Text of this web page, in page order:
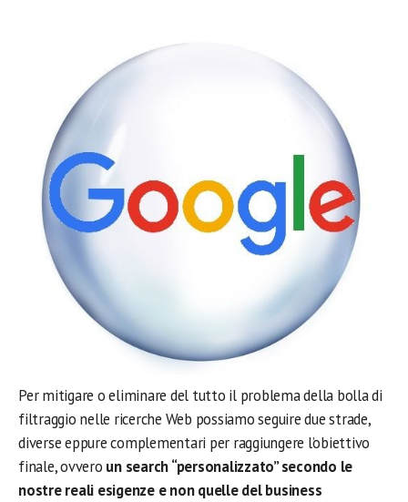
Per mitigare o eliminare del tutto il problema della bolla di
filtraggio nelle ricerche Web possiamo seguire due strade,
diverse eppure complementari per raggiungere l’obiettivo
finale, ovvero un search “personalizzato” secondo le
nostre reali esigenze e non quelle del business